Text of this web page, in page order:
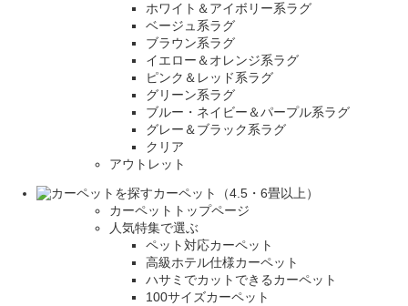
ホワイト＆アイボリー系ラグ
ベージュ系ラグ
ブラウン系ラグ
イエロー＆オレンジ系ラグ
ピンク＆レッド系ラグ
グリーン系ラグ
ブルー・ネイビー＆パープル系ラグ
グレー＆ブラック系ラグ
クリア
アウトレット
カーペット（4.5・6畳以上）
カーペットトップページ
人気特集で選ぶ
ペット対応カーペット
高級ホテル仕様カーペット
ハサミでカットできるカーペット
100サイズカーペット